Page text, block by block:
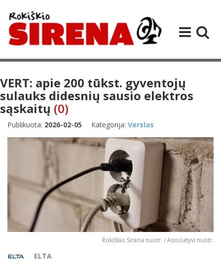
VERT: apie 200 tūkst. gyventojų
sulauks didesnių sausio elektros
sąskaitų (0)
Publikuota: 2026-02-05 Kategorija: Verslas
Rokiškio Sirena nuotr. / Asociatyvi nuotr.
ELTA